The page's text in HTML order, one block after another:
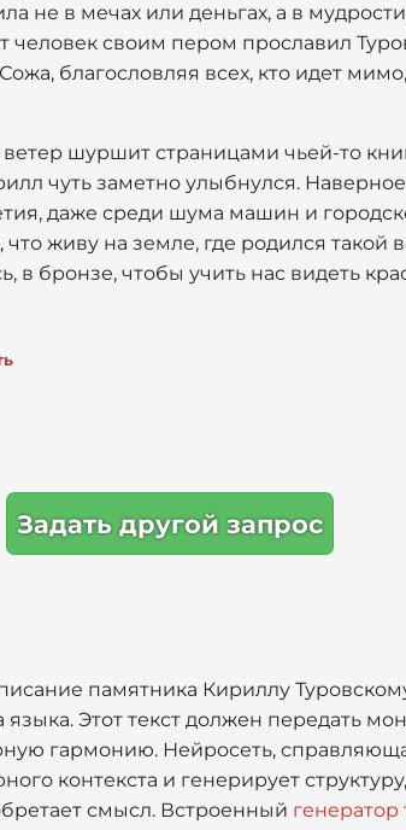
не в мечах или деньгах, а в
человек своим пером прославил
благословляя всех, кто идет
шуршит страницами чьей-то
чуть заметно улыбнулся.
даже среди шума машин и
живу на земле, где родился такой
в бронзе, чтобы учить нас видеть
Задать другой запрос
памятника Кириллу
Этот текст должен передать
гармонию. Нейросеть,
контекста и генерирует
смысл. Встроенный генератор